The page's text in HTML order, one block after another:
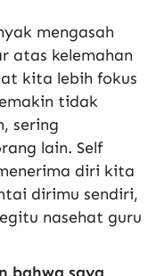
mengasah
atas kelemahan
kita lebih fokus
tidak
sering
lain. Self
diri kita
dirimu sendiri,
nasehat guru